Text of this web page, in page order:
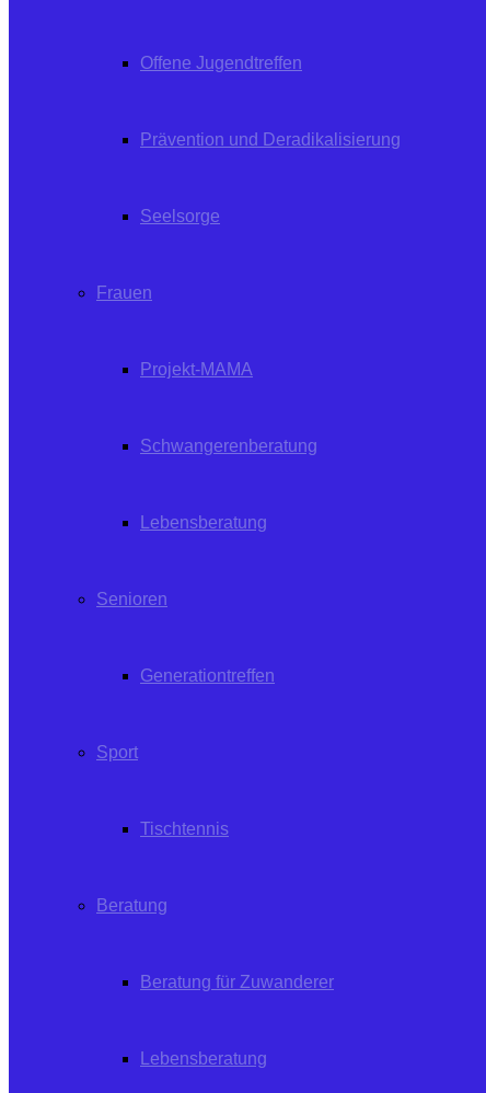
Offene Jugendtreffen
Prävention und Deradikalisierung
Seelsorge
Frauen
Projekt-MAMA
Schwangerenberatung
Lebensberatung
Senioren
Generationtreffen
Sport
Tischtennis
Beratung
Beratung für Zuwanderer
Lebensberatung